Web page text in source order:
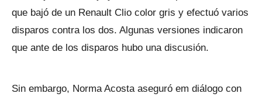
que bajó de un Renault Clio color gris y efectuó varios
disparos contra los dos. Algunas versiones indicaron
que ante de los disparos hubo una discusión.
Sin embargo, Norma Acosta aseguró em diálogo con